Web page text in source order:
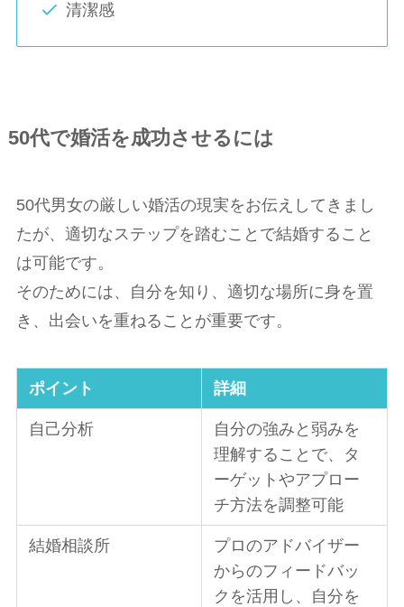
清潔感
50代で婚活を成功させるには
50代男女の厳しい婚活の現実をお伝えしてきまし
たが、適切なステップを踏むことで結婚すること
は可能です。
そのためには、自分を知り、適切な場所に身を置
き、出会いを重ねることが重要です。
ポイント 詳細
自己分析
自分の強みと弱みを
理解することで、タ
ーゲットやアプロー
チ方法を調整可能
結婚相談所
プロのアドバイザー
からのフィードバッ
クを活用し、自分を